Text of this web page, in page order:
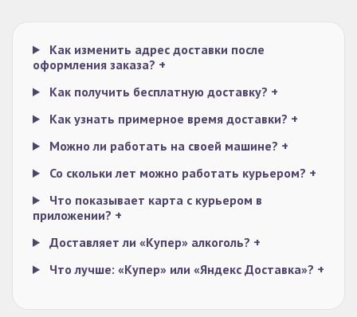
Как изменить адрес доставки после
оформления заказа? +
Как получить бесплатную доставку? +
Как узнать примерное время доставки? +
Можно ли работать на своей машине? +
Со скольки лет можно работать курьером? +
Что показывает карта с курьером в
приложении? +
Доставляет ли «Купер» алкоголь? +
Что лучше: «Купер» или «Яндекс Доставка»? +